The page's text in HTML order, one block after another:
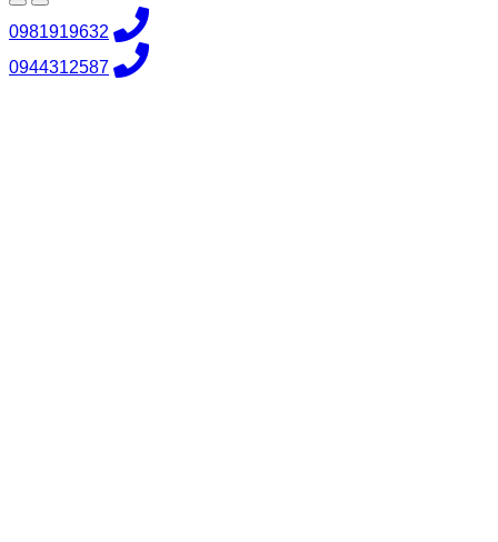
0981919632
0944312587